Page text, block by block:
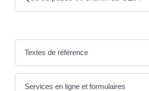
Textes de référence
Services en ligne et formulaires